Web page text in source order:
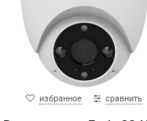
избранное сравнить